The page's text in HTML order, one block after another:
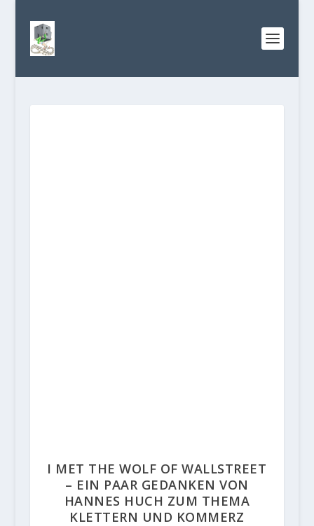
I MET THE WOLF OF WALLSTREET
– EIN PAAR GEDANKEN VON
HANNES HUCH ZUM THEMA
KLETTERN UND KOMMERZ